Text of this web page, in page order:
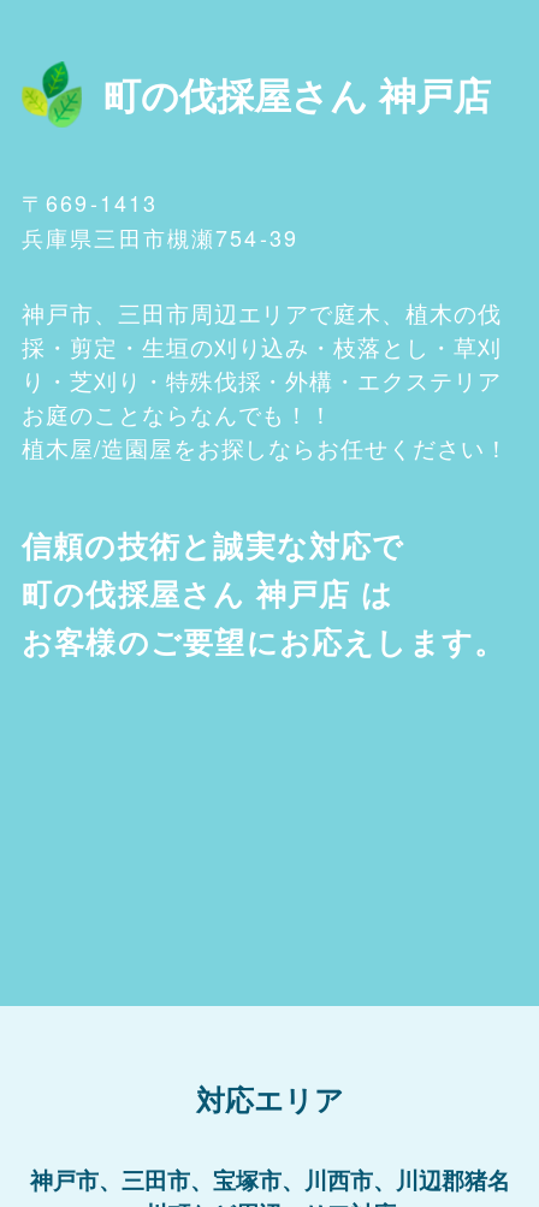
町の伐採屋さん 神戸店
〒669-1413
兵庫県三田市槻瀬754-39
神戸市、三田市周辺エリアで庭木、植木の伐
採・剪定・生垣の刈り込み・枝落とし・草刈
り・芝刈り・特殊伐採・外構・エクステリア
お庭のことならなんでも！！
植木屋/造園屋をお探しならお任せください！
信頼の技術と誠実な対応で
町の伐採屋さん 神戸店 は
お客様のご要望にお応えします。
対応エリア
神戸市、三田市、宝塚市、川西市、川辺郡猪名